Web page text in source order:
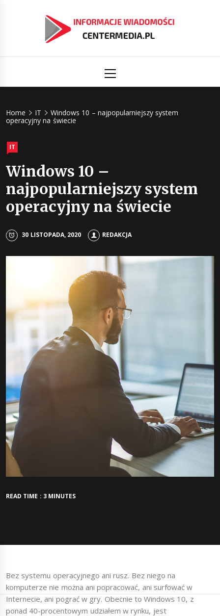
Menu
Home IT
Windows 10 – najpopularniejszy system
operacyjny na świecie
IT
Windows 10 –
najpopularniejszy system
operacyjny na świecie
30 LISTOPADA, 2020 REDAKCJA
READ TIME : 3 MINUTES
Bez systemu operacyjnego ani rusz. Bez niego na
komputerze nie można ani popracować, ani surfować w
Internecie, ani pograć w gry. Obecnie to Windows 10, z
ponad 40-procentowym udziałem w rynku, jest